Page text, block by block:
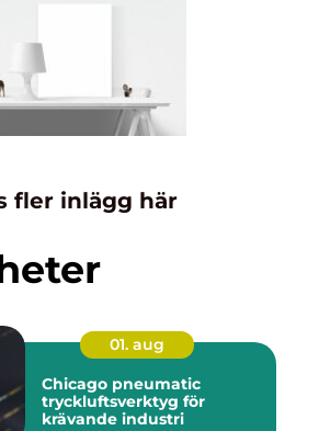
fler inlägg här
01. aug
Chicago pneumatic
tryckluftsverktyg för
krävande industri